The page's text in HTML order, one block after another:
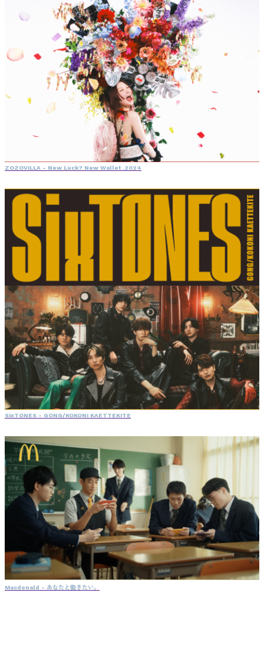
ZOZOVILLA - New Luck? New Wallet .2024
SixTONES - GONG/KOKONI KAETTEKITE
Macdonald - あなたと働きたい。